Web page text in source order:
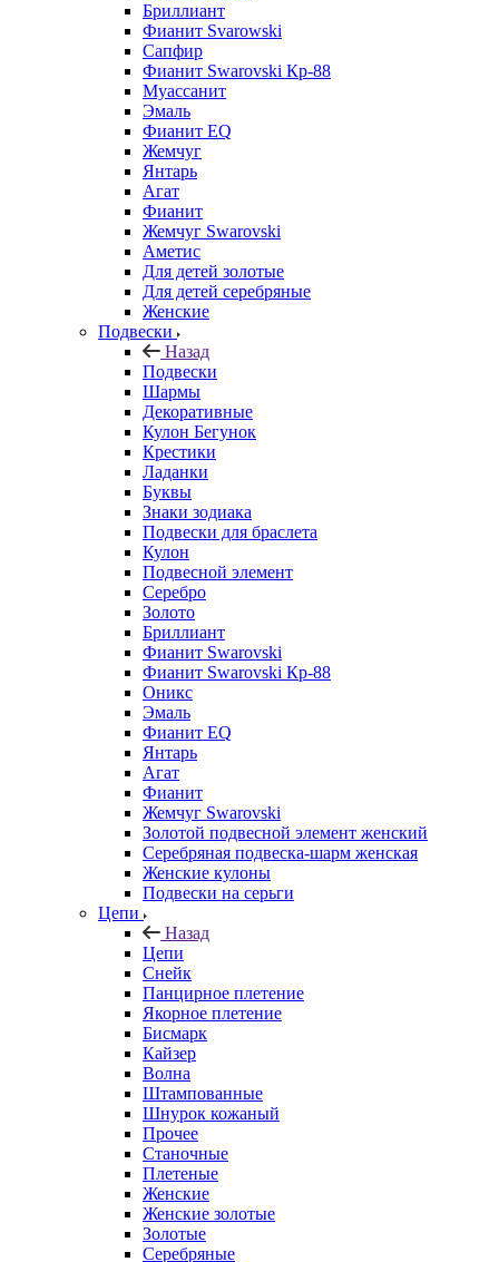
Бриллиант
Фианит Svarowski
Сапфир
Фианит Swarovski Кр-88
Муассанит
Эмаль
Фианит EQ
Жемчуг
Янтарь
Агат
Фианит
Жемчуг Swarovski
Аметис
Для детей золотые
Для детей серебряные
Женские
Подвески
Назад
Подвески
Шармы
Декоративные
Кулон Бегунок
Крестики
Ладанки
Буквы
Знаки зодиака
Подвески для браслета
Кулон
Подвесной элемент
Серебро
Золото
Бриллиант
Фианит Swarovski
Фианит Swarovski Кр-88
Оникс
Эмаль
Фианит EQ
Янтарь
Агат
Фианит
Жемчуг Swarovski
Золотой подвесной элемент женcкий
Серебряная подвеска-шарм женская
Женские кулоны
Подвески на серьги
Цепи
Назад
Цепи
Снейк
Панцирное плетение
Якорное плетение
Бисмарк
Кайзер
Волна
Штампованные
Шнурок кожаный
Прочее
Станочные
Плетеные
Женские
Женские золотые
Золотые
Серебряные